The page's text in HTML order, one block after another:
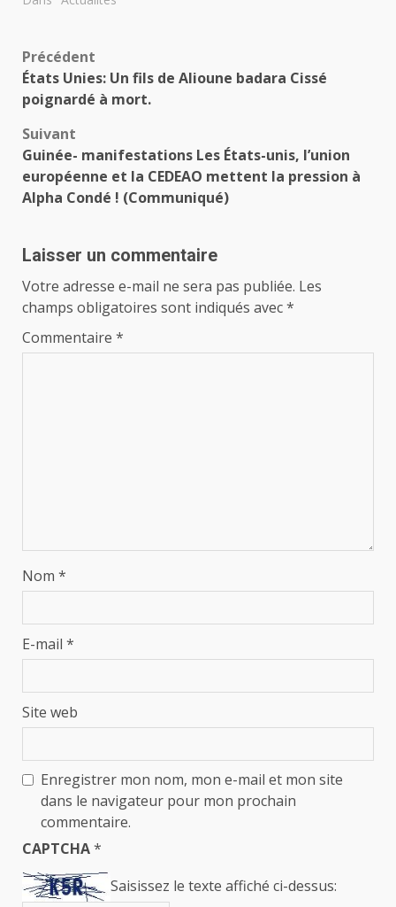
Navigation
d’article
Précédent
États Unies: Un fils de Alioune badara Cissé
poignardé à mort.
Suivant
Guinée- manifestations Les États-unis, l’union
européenne et la CEDEAO mettent la pression à
Alpha Condé ! (Communiqué)
Laisser un commentaire
Votre adresse e-mail ne sera pas publiée. Les
champs obligatoires sont indiqués avec*
Commentaire *
Nom *
E-mail *
Site web
Enregistrer mon nom, mon e-mail et mon site
dans le navigateur pour mon prochain
commentaire.
CAPTCHA*
Saisissez le texte affiché ci-dessus: